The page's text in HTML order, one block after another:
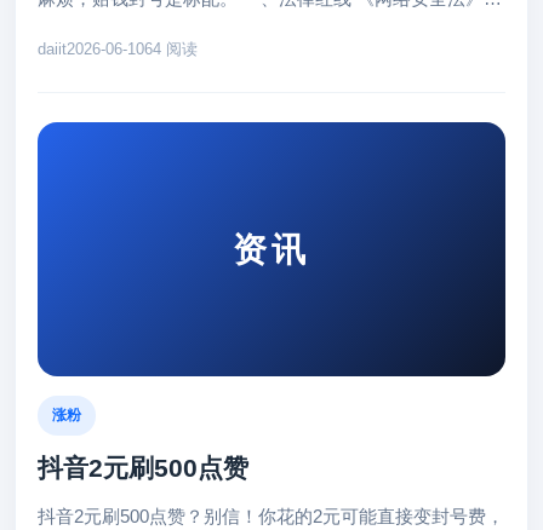
daiit2026-06-1064 阅读
资讯
涨粉
抖音2元刷500点赞
抖音2元刷500点赞？别信！你花的2元可能直接变封号费，